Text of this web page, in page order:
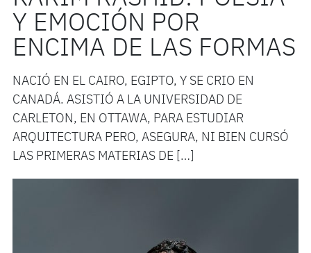
Y EMOCIÓN POR
ENCIMA DE LAS FORMAS
NACIÓ EN EL CAIRO, EGIPTO, Y SE CRIO EN
CANADÁ. ASISTIÓ A LA UNIVERSIDAD DE
CARLETON, EN OTTAWA, PARA ESTUDIAR
ARQUITECTURA PERO, ASEGURA, NI BIEN CURSÓ
LAS PRIMERAS MATERIAS DE […]